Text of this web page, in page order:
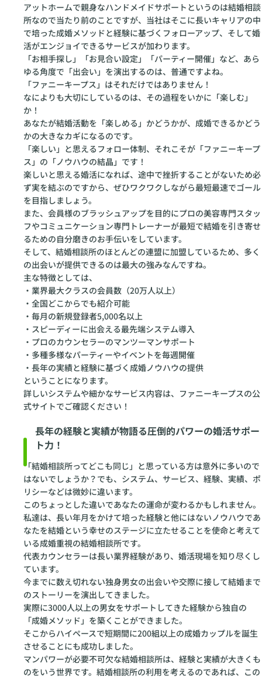
アットホームで親身なハンドメイドサポートというのは結婚相談
所なので当たり前のことですが、当社はそこに長いキャリアの中
で培った成婚メソッドと経験に基づくフォローアップ、そして婚
活がエンジョイできるサービスが加わります。
「お相手探し」「お見合い設定」「パーティー開催」など、あら
ゆる角度で「出会い」を演出するのは、普通ですよね。
「ファニーキープス」はそれだけではありません！
なによりも大切にしているのは、その過程をいかに「楽しむ」
か！
あなたが結婚活動を「楽しめる」かどうかが、成婚できるかどう
かの大きなカギになるのです。
「楽しい」と思えるフォロー体制、それこそが「ファニーキープ
ス」の「ノウハウの結晶」です！
楽しいと思える婚活になれば、途中で挫折することがないため必
ず実を結ぶのですから、ぜひワクワクしながら最短最速でゴール
を目指しましょう。
また、会員様のブラッシュアップを目的にプロの美容専門スタッ
フやコミュニケーション専門トレーナーが最短で結婚を引き寄せ
るための自分磨きのお手伝いをしています。
そして、結婚相談所のほとんどの連盟に加盟しているため、多く
の出会いが提供できるのは最大の強みなんですね。
主な特徴としては、
・業界最大クラスの会員数（20万人以上）
・全国どこからでも紹介可能
・毎月の新規登録者5,000名以上
・スピーディーに出会える最先端システム導入
・プロのカウンセラーのマンツーマンサポート
・多種多様なパーティーやイベントを毎週開催
・長年の実績と経験に基づく成婚ノウハウの提供
ということになります。
詳しいシステムや細かなサービス内容は、ファニーキープスの公
式サイトでご確認ください！
長年の経験と実績が物語る圧倒的パワーの婚活サポー
ト力！
「結婚相談所ってどこも同じ」と思っている方は意外に多いので
はないでしょうか？でも、システム、サービス、経験、実績、ポ
リシーなどは微妙に違います。
このちょっとした違いであなたの運命が変わるかもしれません。
私達は、長い年月をかけて培った経験と他にはないノウハウであ
なたを結婚という幸せのステージに立たせることを使命と考えて
いる成婚重視の結婚相談所です。
代表カウンセラーは長い業界経験があり、婚活現場を知り尽くし
ています。
今までに数え切れない独身男女の出会いや交際に接して結婚まで
のストーリーを演出してきました。
実際に3000人以上の男女をサポートしてきた経験から独自の
「成婚メソッド」を築くことができました。
そこからハイペースで短期間に200組以上の成婚カップルを誕生
させることにも成功しました。
マンパワーが必要不可欠な結婚相談所は、経験と実績が大きくも
のをいう世界です。結婚相談所の利用を考えるのであれば、この